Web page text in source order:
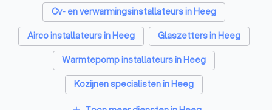
Cv- en verwarmingsinstallateurs in Heeg
Airco installateurs in Heeg
Glaszetters in Heeg
Warmtepomp installateurs in Heeg
Kozijnen specialisten in Heeg